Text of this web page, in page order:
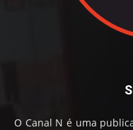
O Canal N é uma